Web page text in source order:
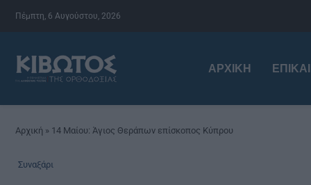
Πέμπτη, 6 Αυγούστου, 2026
ΑΡΧΙΚΉ
Αρχική » 14 Μαίου: Άγιος Θεράπων επίσκοπος Κύπρου
Συναξάρι